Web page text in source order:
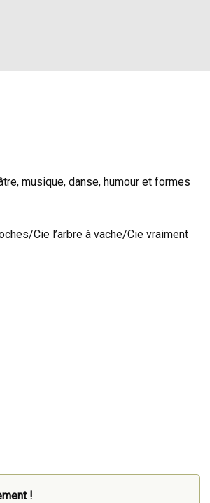
musique, danse, humour et formes
Cie l’arbre à vache/Cie vraiment
!